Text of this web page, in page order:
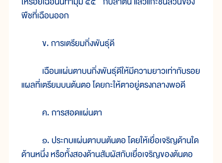
พืชที่เฉือนออก
ข. การเตรียมกิ่งพันธุ์ดี
เฉือนแผ่นตาบนกิ่งพันธุ์ดีให้มีความยาวเท่ากับรอย
แผลที่เตรียมบนต้นตอ โดยกะให้ตาอยู่ตรงกลางพอดี
ค. การสอดแผ่นตา
๑. ประกบแผ่นตาบนต้นตอ โดยให้เยื่อเจริญด้านใด
ด้านหนึ่ง หรือทั้งสองด้านสัมผัสกับเยื่อเจริญของต้นตอ